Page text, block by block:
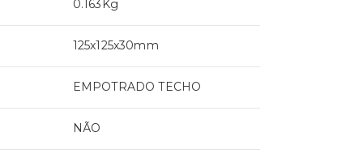
0.163Kg
125x125x30mm
EMPOTRADO TECHO
NÃO